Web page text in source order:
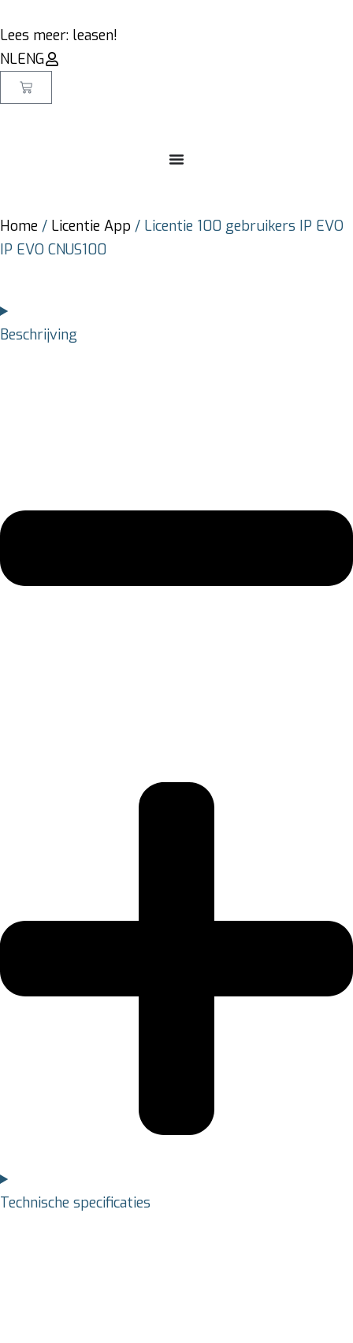
Lees meer: leasen!
NLENG
Home / Licentie App / Licentie 100 gebruikers IP EVO
IP EVO CNUS100
Beschrijving
Technische specificaties